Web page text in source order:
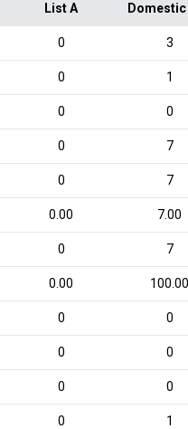
List A
0 3
0 1
0 0
0 7
0 7
0.00 7.00
0 7
0.00
0 0
0 0
0 0
0 1